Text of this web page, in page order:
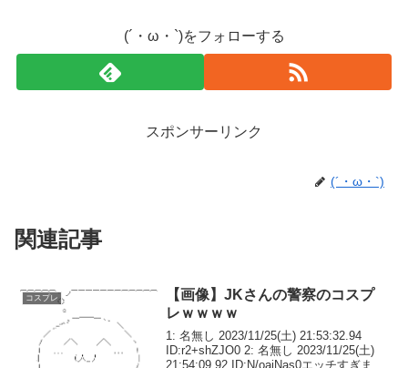
(´・ω・`)をフォローする
スポンサーリンク
(´・ω・`)
関連記事
コスプレ
【画像】JKさんの警察のコスプ
レｗｗｗｗ
1: 名無し 2023/11/25(土) 21:53:32.94
ID:r2+shZJO0 2: 名無し 2023/11/25(土)
21:54:09.92 ID:N/oajNas0エッチすぎま～